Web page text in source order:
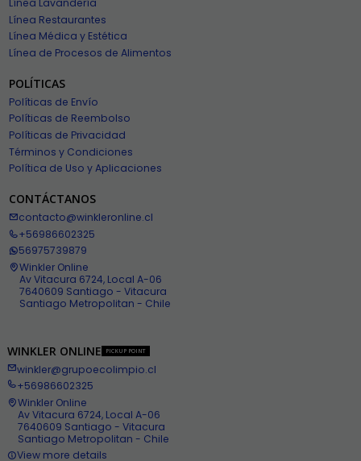
Línea Lavandería
Línea Restaurantes
Línea Médica y Estética
Línea de Procesos de Alimentos
POLÍTICAS
Políticas de Envío
Políticas de Reembolso
Políticas de Privacidad
Términos y Condiciones
Política de Uso y Aplicaciones
CONTÁCTANOS
contacto@winkleronline.cl
+56986602325
56975739879
Winkler Online
Av Vitacura 6724, Local A-06
7640609 Santiago - Vitacura
Santiago Metropolitan - Chile
WINKLER ONLINE PICKUP POINT
winkler@grupoecolimpio.cl
+56986602325
Winkler Online
Av Vitacura 6724, Local A-06
7640609 Santiago - Vitacura
Santiago Metropolitan - Chile
View more details